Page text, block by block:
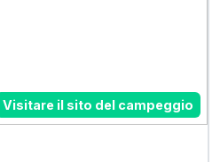
Visitare il sito del campeggio